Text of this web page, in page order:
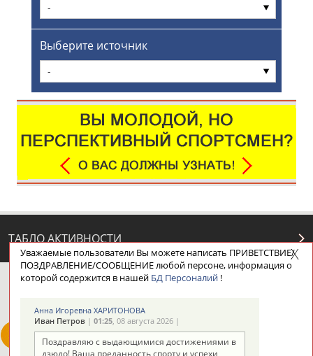
-
Выберите источник
-
ТАБЛО АКТИВНОСТИ
ЦЕЛИ ПРОЕКТА НАШИ КНОПКИ
Уважаемые пользователи Вы можете написать ПРИВЕТСТВИЕ/
ПОЗДРАВЛЕНИЕ/СООБЩЕНИЕ любой персоне, информация о
которой содержится в нашей БД Персоналий!
Анна Игоревна ХАРИТОНОВА
Иван Петров| 01:25, 08 августа 2026 |
Поздравляю с выдающимися достижениями в
дзюдо! Ваша преданность спорту и успехи